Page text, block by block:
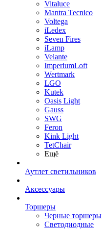
Vitaluce
Mantra Tecnico
Voltega
iLedex
Seven Fires
iLamp
Velante
ImperiumLoft
Wertmark
LGO
Kutek
Oasis Light
Gauss
SWG
Feron
Kink Light
TetСhair
Ещё
Аутлет светильников
Аксессуары
Торшеры
Черные торшеры
Светодиодные